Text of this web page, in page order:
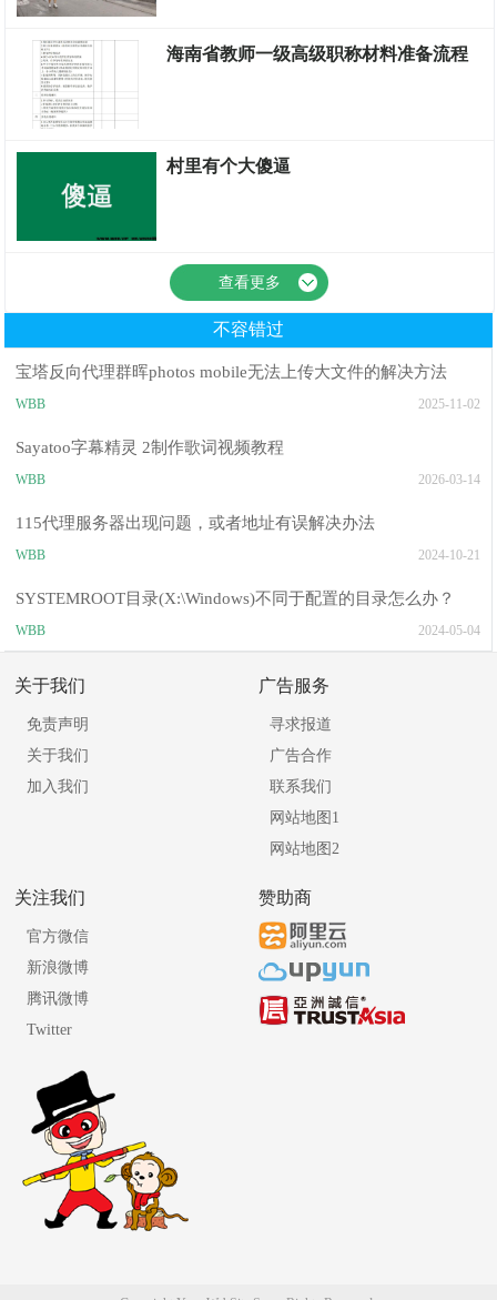
海南省教师一级高级职称材料准备流程
村里有个大傻逼
查看更多
不容错过
宝塔反向代理群晖photos mobile无法上传大文件的解决方法
WBB 2025-11-02
Sayatoo字幕精灵 2制作歌词视频教程
WBB 2026-03-14
115代理服务器出现问题，或者地址有误解决办法
WBB 2024-10-21
SYSTEMROOT目录(X:\Windows)不同于配置的目录怎么办？
WBB 2024-05-04
关于我们
免责声明
关于我们
加入我们
广告服务
寻求报道
广告合作
联系我们
网站地图1
网站地图2
关注我们
官方微信
新浪微博
腾讯微博
Twitter
赞助商